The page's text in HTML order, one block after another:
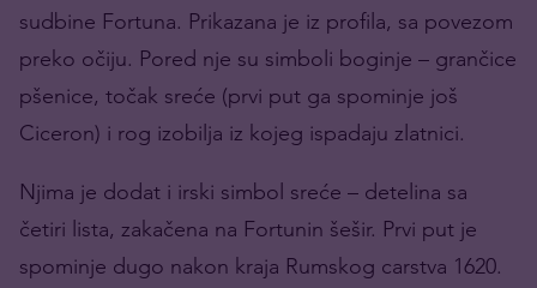
sudbine Fortuna. Prikazana je iz profila, sa povezom
preko očiju. Pored nje su simboli boginje – grančice
pšenice, točak sreće (prvi put ga spominje još
Ciceron) i rog izobilja iz kojeg ispadaju zlatnici.
Njima je dodat i irski simbol sreće – detelina sa
četiri lista, zakačena na Fortunin šešir. Prvi put je
spominje dugo nakon kraja Rumskog carstva 1620.